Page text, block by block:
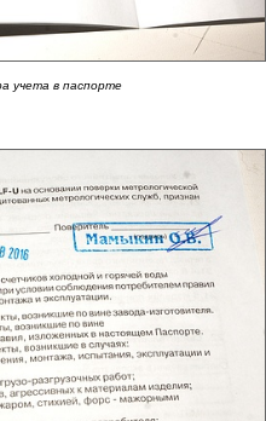
учета в паспорте